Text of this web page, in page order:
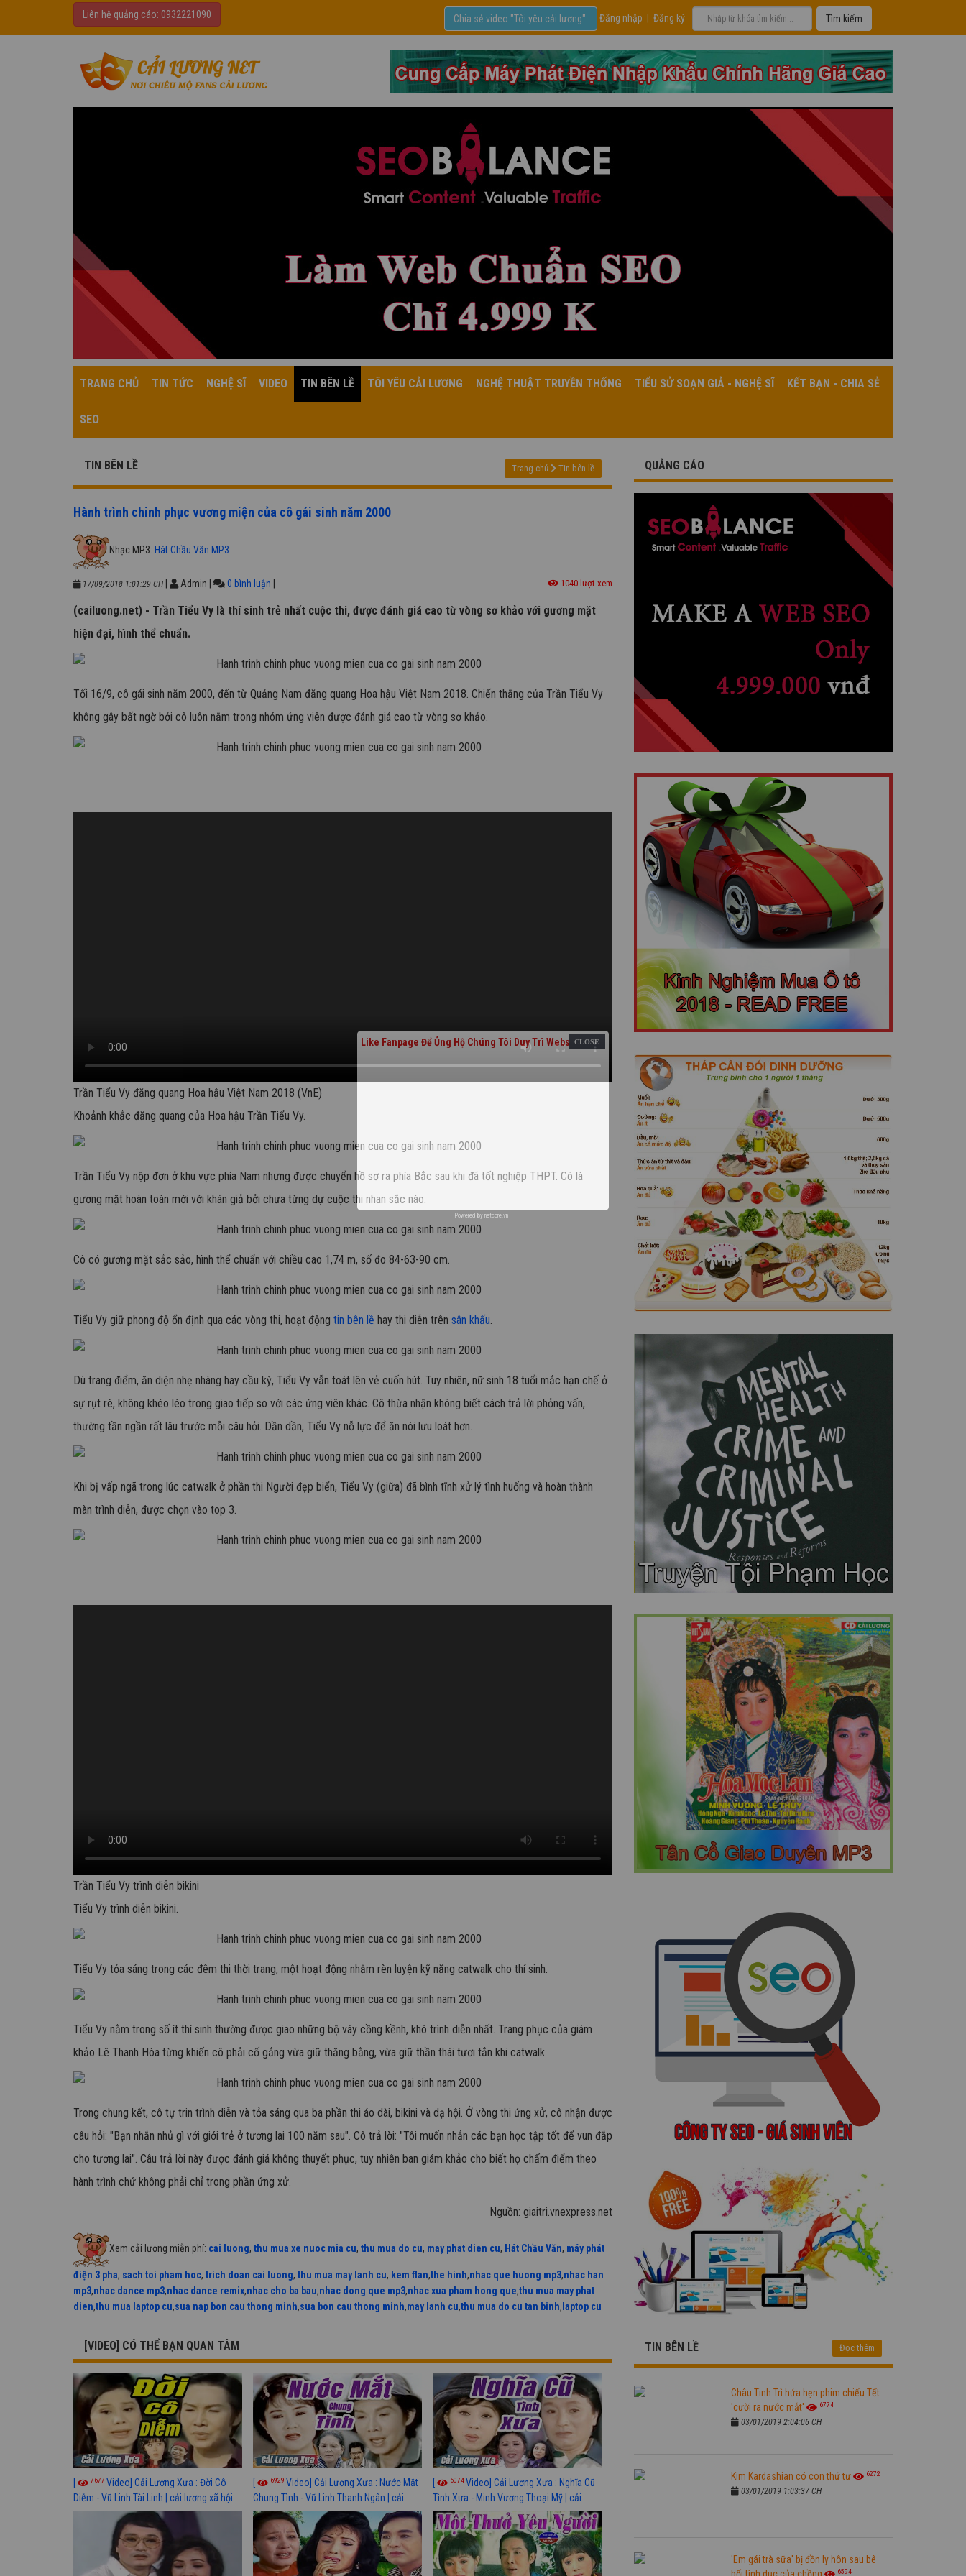
Liên hệ quảng cáo: 0932221090 Đăng nhập Đăng ký
Chia sẻ video "Tôi yêu cải lương".
TRANG CHỦ TIN TỨC NGHỆ SĨ VIDEO TIN BÊN LỀ TÔI YÊU CẢI LƯƠNG NGHỆ THUẬT TRUYỀN THỐNG TIỂU SỬ SOẠN GIẢ - NGHỆ SĨ KẾT BẠN - CHIA SẺ
SEO
TIN BÊN LỀ Trang chủ Tin bên lề
Hành trình chinh phục vương miện của cô gái sinh năm 2000
Nhạc MP3: Hát Chầu Văn MP3
17/09/2018 1:01:29 CH Admin 0 bình luận 1040 lượt xem
(cailuong.net) - Trần Tiểu Vy là thí sinh trẻ nhất cuộc thi, được đánh giá cao từ vòng sơ khảo với gương mặt
hiện đại, hình thể chuẩn.
Tối 16/9, cô gái sinh năm 2000, đến từ Quảng Nam đăng quang Hoa hậu Việt Nam 2018. Chiến thắng của Trần Tiểu Vy
không gây bất ngờ bởi cô luôn nằm trong nhóm ứng viên được đánh giá cao từ vòng sơ khảo.
Trần Tiểu Vy đăng quang Hoa hậu Việt Nam 2018 (VnE)
Khoảnh khắc đăng quang của Hoa hậu Trần Tiểu Vy.
Trần Tiểu Vy nộp đơn ở khu vực phía Nam nhưng được chuyển hồ sơ ra phía Bắc sau khi đã tốt nghiệp THPT. Cô là
gương mặt hoàn toàn mới với khán giả bởi chưa từng dự cuộc thi nhan sắc nào.
Cô có gương mặt sắc sảo, hình thể chuẩn với chiều cao 1,74 m, số đo 84-63-90 cm.
Tiểu Vy giữ phong độ ổn định qua các vòng thi, hoạt động tin bên lề hay thi diễn trên sân khấu.
Dù trang điểm, ăn diện nhẹ nhàng hay cầu kỳ, Tiểu Vy vẫn toát lên vẻ cuốn hút. Tuy nhiên, nữ sinh 18 tuổi mắc hạn chế ở
sự rụt rè, không khéo léo trong giao tiếp so với các ứng viên khác. Cô thừa nhận không biết cách trả lời phỏng vấn,
thường tần ngần rất lâu trước mỗi câu hỏi. Dần dần, Tiểu Vy nỗ lực để ăn nói lưu loát hơn.
Khi bị vấp ngã trong lúc catwalk ở phần thi Người đẹp biển, Tiểu Vy (giữa) đã bình tĩnh xử lý tình huống và hoàn thành
màn trình diễn, được chọn vào top 3.
Trần Tiểu Vy trình diễn bikini
Tiểu Vy trình diễn bikini.
Tiểu Vy tỏa sáng trong các đêm thi thời trang, một hoạt động nhằm rèn luyện kỹ năng catwalk cho thí sinh.
Tiểu Vy nằm trong số ít thí sinh thường được giao những bộ váy cồng kềnh, khó trình diễn nhất. Trang phục của giám
khảo Lê Thanh Hòa từng khiến cô phải cố gắng vừa giữ thăng bằng, vừa giữ thần thái tươi tắn khi catwalk.
Trong chung kết, cô tự trin trình diễn và tỏa sáng qua ba phần thi áo dài, bikini và dạ hội. Ở vòng thi ứng xử, cô nhận được
câu hỏi: "Bạn nhắn nhủ gì với giới trẻ ở tương lai 100 năm sau". Cô trả lời: "Tôi muốn nhắn các bạn học tập tốt để vun đắp
cho tương lai". Câu trả lời này được đánh giá không thuyết phục, tuy nhiên ban giám khảo cho biết họ chấm điểm theo
hành trình chứ không phải chỉ trong phần ứng xử.
Nguồn: giaitri.vnexpress.net
Xem cải lương miễn phí: cai luong, thu mua xe nuoc mia cu, thu mua do cu, may phat dien cu, Hát Chầu Văn, máy phát
điện 3 pha, sach toi pham hoc, trich doan cai luong, thu mua may lanh cu, kem flan,the hinh,nhac que huong mp3,nhac han
mp3,nhac dance mp3,nhac dance remix,nhac cho ba bau,nhac dong que mp3,nhac xua pham hong que,thu mua may phat
dien,thu mua laptop cu,sua nap bon cau thong minh,sua bon cau thong minh,may lanh cu,thu mua do cu tan binh, laptop cu
[VIDEO] CÓ THỂ BẠN QUAN TÂM
7677 Video] Cải Lương Xưa : Đời Cô
Diễm - Vũ Linh Tài Linh | cải lương xã hội
hay nhất
6929 Video] Cải Lương Xưa : Nước Mắt
Chung Tình - Vũ Linh Thanh Ngân | cải
lương xã hội hay nhất
6074Video] Cải Lương Xưa : Nghĩa Cũ
Tình Xưa - Minh Vương Thoại Mỹ | cải
lương xã hội hay nhất
QUẢNG CÁO
TIN BÊN LỀ Đọc thêm
Châu Tinh Trì hứa hẹn phim chiếu Tết
'cười ra nước mắt'
6774
03/01/2019 2:04:06 CH
Kim Kardashian có con thứ tư 6272
03/01/2019 1:03:37 CH
'Em gái trà sữa' bị đồn ly hôn sau bê
6594
Like Fanpage Để Ủng Hộ Chúng Tôi Duy Trì Website
Powered by netcore.vn